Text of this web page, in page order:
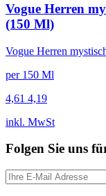
Vogue Herren
(150 Ml)
Vogue Herren
per 150 Ml
4,61 4,19
inkl. MwSt
Folgen Sie uns